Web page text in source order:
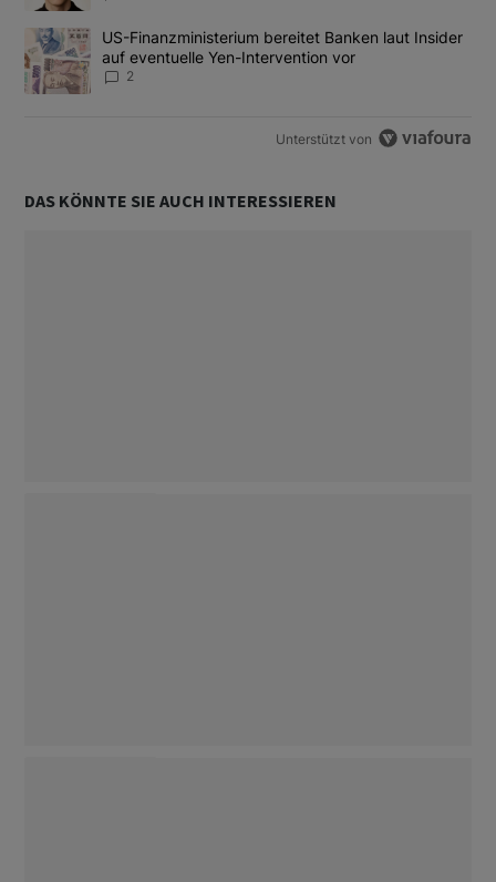
Ein Trendartikel mit dem Titel "US-Finanzministerium bereitet
US-Finanzministerium bereitet Banken laut Insider
auf eventuelle Yen-Intervention vor
2
Unterstützt von
DAS KÖNNTE SIE AUCH INTERESSIEREN